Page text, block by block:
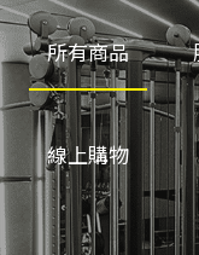
所有商品
線上購物